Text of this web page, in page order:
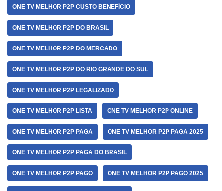
ONE TV MELHOR P2P CUSTO BENEFÍCIO
ONE TV MELHOR P2P DO BRASIL
ONE TV MELHOR P2P DO MERCADO
ONE TV MELHOR P2P DO RIO GRANDE DO SUL
ONE TV MELHOR P2P LEGALIZADO
ONE TV MELHOR P2P LISTA ONE TV MELHOR P2P ONLINE
ONE TV MELHOR P2P PAGA ONE TV MELHOR P2P PAGA 2025
ONE TV MELHOR P2P PAGA DO BRASIL
ONE TV MELHOR P2P PAGO ONE TV MELHOR P2P PAGO 2025